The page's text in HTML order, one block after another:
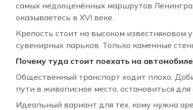
самых недооценённых маршрутов
оказываетесь в XVI веке.
Крепость стоит на высоком известняковом
сувенирных ларьков. Только каменные
Почему туда стоит поехать на автомобиле
Общественный транспорт ходит плохо.
пути в живописное место, остановиться
Идеальный вариант для тех, кому нужна